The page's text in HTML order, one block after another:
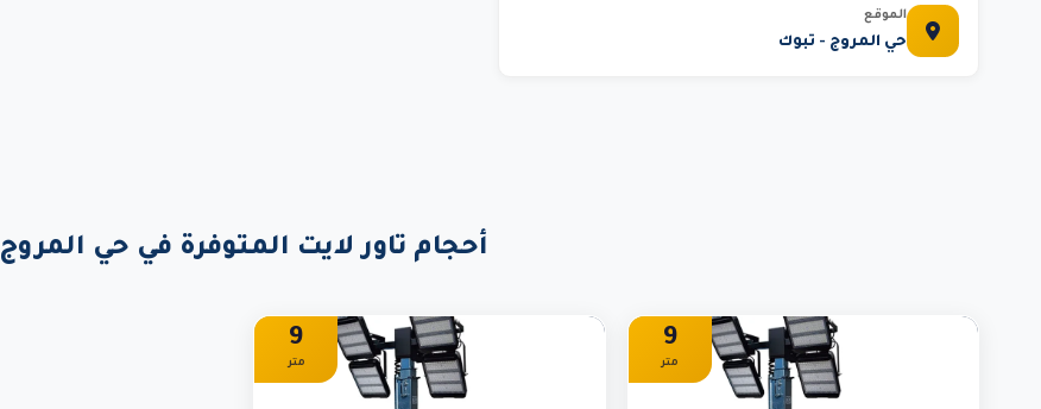
الموقع
حي المروج - تبوك
أحجام تاور لايت المتوفرة في حي المروج
9
متر
9
متر